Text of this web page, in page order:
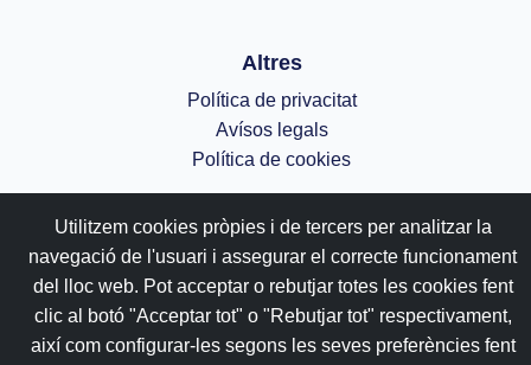
Altres
Política de privacitat
Avísos legals
Política de cookies
Utilitzem cookies pròpies i de tercers per analitzar la
navegació de l'usuari i assegurar el correcte funcionament
del lloc web. Pot acceptar o rebutjar totes les cookies fent
clic al botó "Acceptar tot" o "Rebutjar tot" respectivament,
així com configurar-les segons les seves preferències fent